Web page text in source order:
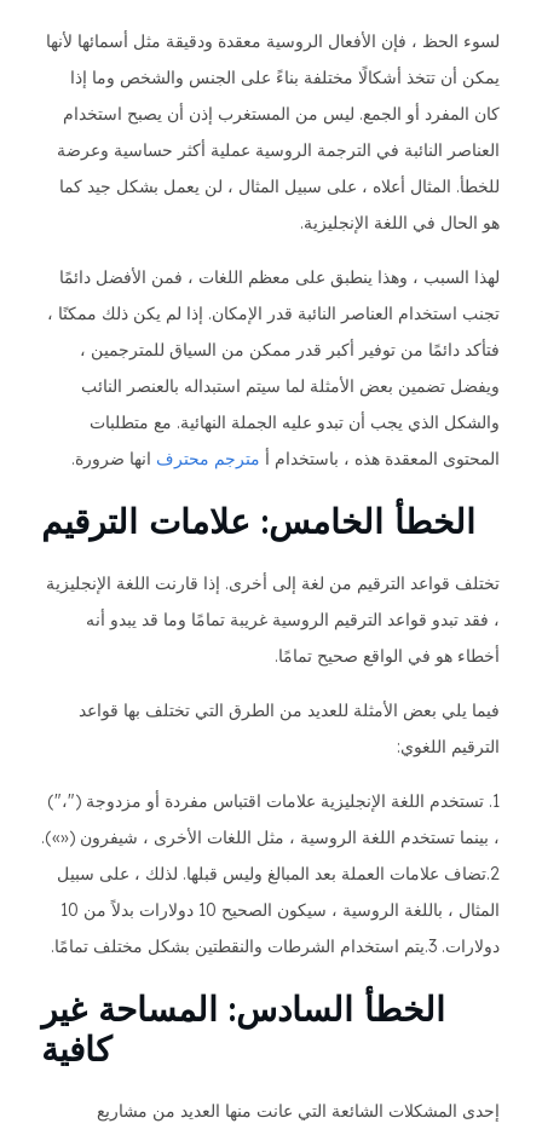
لسوء الحظ ، فإن الأفعال الروسية معقدة ودقيقة مثل أسمائها لأنها
يمكن أن تتخذ أشكالًا مختلفة بناءً على الجنس والشخص وما إذا
كان المفرد أو الجمع. ليس من المستغرب إذن أن يصبح استخدام
العناصر النائبة في الترجمة الروسية عملية أكثر حساسية وعرضة
للخطأ. المثال أعلاه ، على سبيل المثال ، لن يعمل بشكل جيد كما
هو الحال في اللغة الإنجليزية.
لهذا السبب ، وهذا ينطبق على معظم اللغات ، فمن الأفضل دائمًا
تجنب استخدام العناصر النائبة قدر الإمكان. إذا لم يكن ذلك ممكنًا ،
فتأكد دائمًا من توفير أكبر قدر ممكن من السياق للمترجمين ،
ويفضل تضمين بعض الأمثلة لما سيتم استبداله بالعنصر النائب
والشكل الذي يجب أن تبدو عليه الجملة النهائية. مع متطلبات
المحتوى المعقدة هذه ، باستخدام أمترجم محترف انها ضرورة.
الخطأ الخامس: علامات الترقيم
تختلف قواعد الترقيم من لغة إلى أخرى. إذا قارنت اللغة الإنجليزية
، فقد تبدو قواعد الترقيم الروسية غريبة تمامًا وما قد يبدو أنه
أخطاء هو في الواقع صحيح تمامًا.
فيما يلي بعض الأمثلة للعديد من الطرق التي تختلف بها قواعد
الترقيم اللغوي:
1. تستخدم اللغة الإنجليزية علامات اقتباس مفردة أو مزدوجة ("،")
، بينما تستخدم اللغة الروسية ، مثل اللغات الأخرى ، شيفرون («»).
2.تضاف علامات العملة بعد المبالغ وليس قبلها. لذلك ، على سبيل
المثال ، باللغة الروسية ، سيكون الصحيح 10 دولارات بدلاً من 10
دولارات. 3.يتم استخدام الشرطات والنقطتين بشكل مختلف تمامًا.
الخطأ السادس: المساحة غير
كافية
إحدى المشكلات الشائعة التي عانت منها العديد من مشاريع